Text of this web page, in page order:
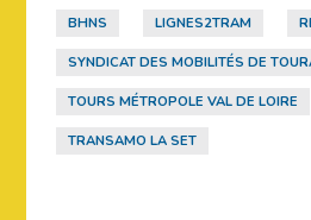
BHNS LIGNES2TRAM
SYNDICAT DES MOBILITÉS DE
TOURS MÉTROPOLE VAL DE LOIRE
TRANSAMO LA SET